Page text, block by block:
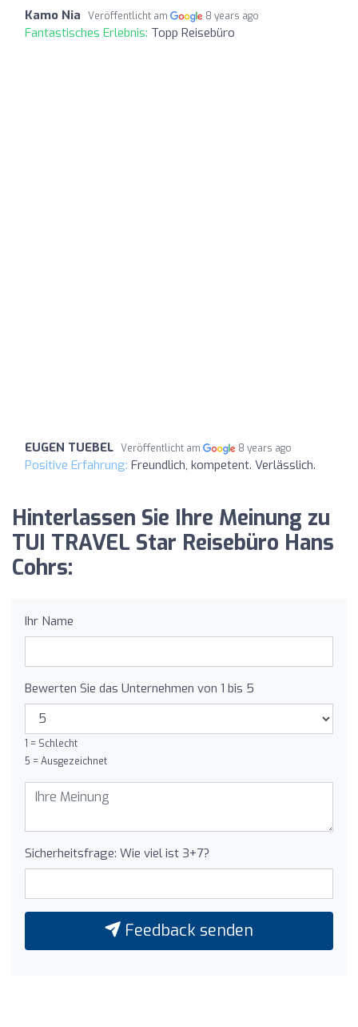
Kamo Nia Veröffentlicht am 8 years ago
Fantastisches Erlebnis: Topp Reisebüro
EUGEN TUEBEL Veröffentlicht am 8 years ago
Positive Erfahrung: Freundlich, kompetent. Verlässlich.
Hinterlassen Sie Ihre Meinung zu
TUI TRAVEL Star Reisebüro Hans
Cohrs:
Ihr Name
Bewerten Sie das Unternehmen von 1 bis 5
1 = Schlecht
5 = Ausgezeichnet
Sicherheitsfrage: Wie viel ist 3+7?
Feedback senden